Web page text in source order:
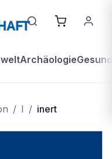
Archäologie
/ I / inert